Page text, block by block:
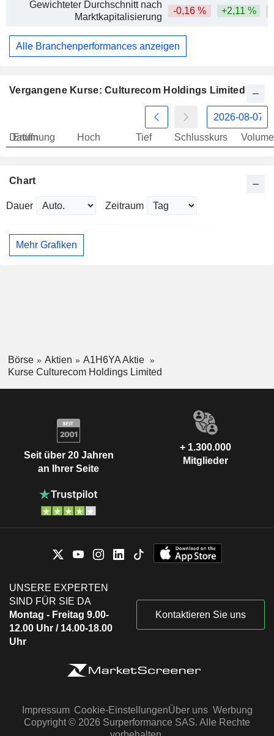
Gewichteter Durchschnitt nach
Marktkapitalisierung
-0,16 % +2,11 %
Alle Branchenperformances anzeigen
Vergangene Kurse: Culturecom Holdings Limited
Datum
Eröffnung Hoch Tief Schlusskurs
Chart
Dauer Zeitraum
Mehr Grafiken
Börse Aktien
A1H6YA Aktie
Kurse Culturecom Holdings Limited
Seit über 20 Jahren
an Ihrer Seite
+ 1.300.000
Mitglieder
UNSERE EXPERTEN
SIND FÜR SIE DA
Montag - Freitag 9.00-
12.00 Uhr / 14.00-18.00
Uhr
Kontaktieren Sie uns
Impressum Cookie-EinstellungenÜber uns Werbung
Copyright © 2026 Surperformance SAS. Alle Rechte